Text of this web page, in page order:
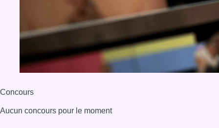
Concours
Aucun concours pour le moment